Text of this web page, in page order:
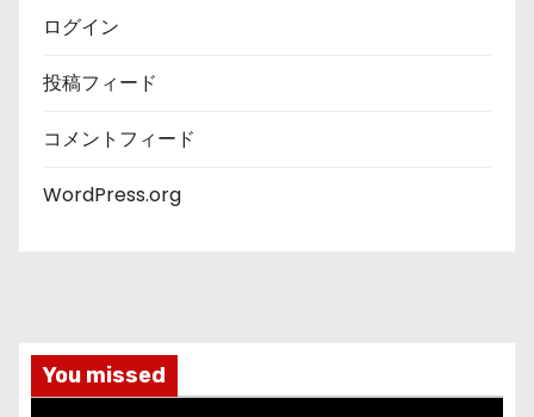
ログイン
投稿フィード
コメントフィード
WordPress.org
You missed